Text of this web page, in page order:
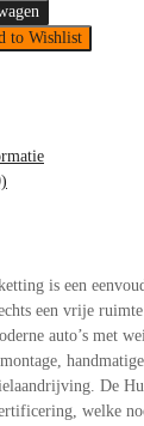
to Wishlist
is een
een vrije
auto’s met
De
welke